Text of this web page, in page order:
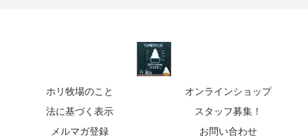
ホリ牧場のこと
オンラインショップ
法に基づく表示
スタッフ募集！
メルマガ登録
お問い合わせ